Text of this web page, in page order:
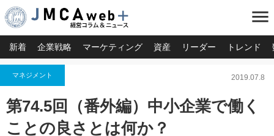
menu
新着 企業戦略 マーケティング 資産 リーダー トレンド
マネジメント 2019.07.8
第74.5回（番外編）中小企業で働く
ことの良さとは何か？